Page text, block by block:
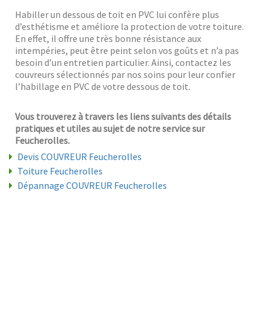
Habiller un dessous de toit en PVC lui confère plus
d’esthétisme et améliore la protection de votre toiture.
En effet, il offre une très bonne résistance aux
intempéries, peut être peint selon vos goûts et n’a pas
besoin d’un entretien particulier. Ainsi, contactez les
couvreurs sélectionnés par nos soins pour leur confier
l’habillage en PVC de votre dessous de toit.
Vous trouverez à travers les liens suivants des détails
pratiques et utiles au sujet de notre service sur
Feucherolles.
Devis COUVREUR Feucherolles
Toiture Feucherolles
Dépannage COUVREUR Feucherolles